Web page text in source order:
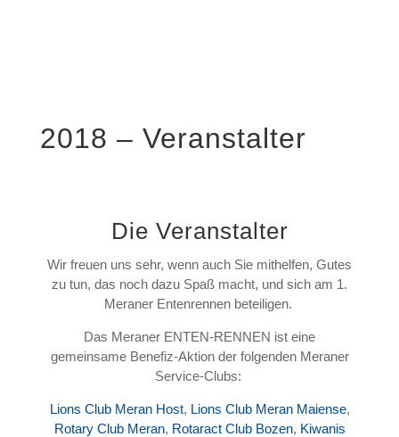
2018 – Veranstalter
Die Veranstalter
Wir freuen uns sehr, wenn auch Sie mithelfen, Gutes
zu tun, das noch dazu Spaß macht, und sich am 1.
Meraner Entenrennen beteiligen.
Das Meraner ENTEN-RENNEN ist eine
gemeinsame Benefiz-Aktion der folgenden Meraner
Service-Clubs:
Lions Club Meran Host, Lions Club Meran Maiense,
Rotary Club Meran, Rotaract Club Bozen, Kiwanis